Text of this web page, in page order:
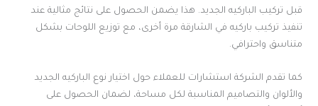
قبل تركيب الباركيه الجديد. هذا يضمن الحصول على نتائج مثالية عند
تنفيذ تركيب باركيه في الشارقة مرة أخرى، مع توزيع اللوحات بشكل
متناسق واحترافي.
كما تقدم الشركة استشارات للعملاء حول اختيار نوع الباركيه الجديد
والألوان والتصاميم المناسبة لكل مساحة، لضمان الحصول على